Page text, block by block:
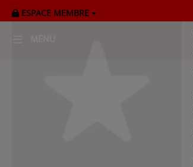
ESPACE MEMBRE